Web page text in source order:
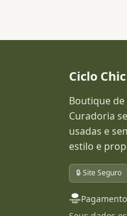
Ciclo Chic
Boutique
Curadoria
usadas e
estilo e
🔒 Site Seguro